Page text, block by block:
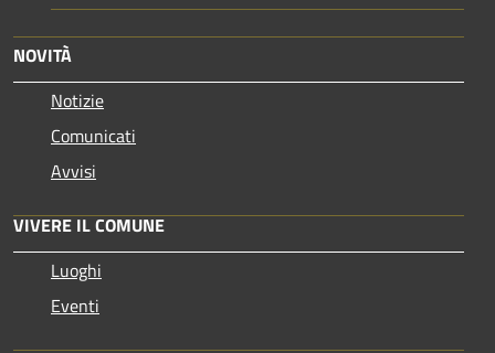
NOVITÀ
Notizie
Comunicati
Avvisi
VIVERE IL COMUNE
Luoghi
Eventi